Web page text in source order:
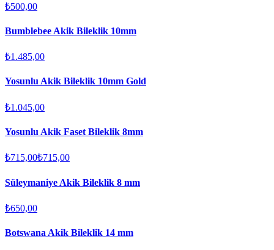
₺500,00
Bumblebee Akik Bileklik 10mm
₺1.485,00
Yosunlu Akik Bileklik 10mm Gold
₺1.045,00
Yosunlu Akik Faset Bileklik 8mm
₺715,00₺715,00
Süleymaniye Akik Bileklik 8 mm
₺650,00
Botswana Akik Bileklik 14 mm